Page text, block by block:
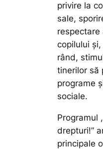
privire la
sale,
copilului
rând,
tinerilor să
programe
sociale.
Programul
drepturi!”
principale